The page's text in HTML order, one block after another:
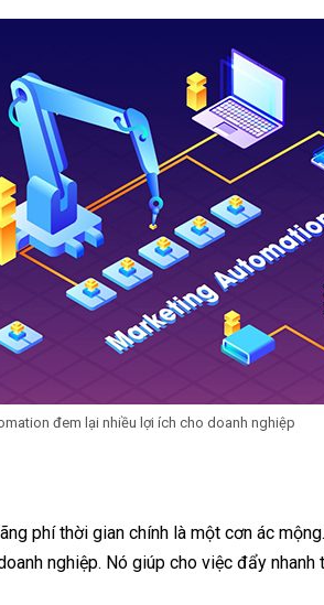
đem lại nhiều lợi ích cho doanh nghiệp
phí thời gian chính là một cơn ác
nghiệp. Nó giúp cho việc đẩy